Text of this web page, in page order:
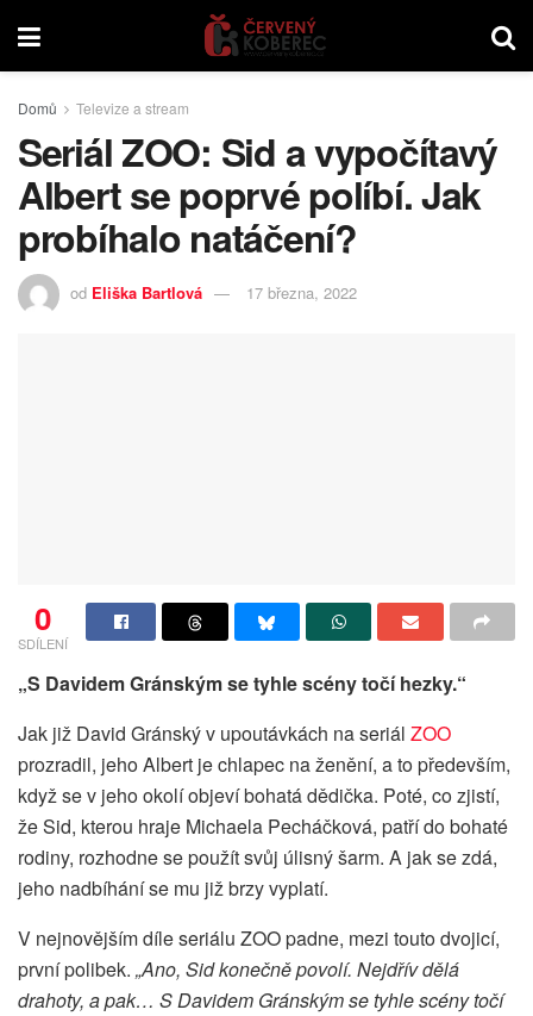
Domů Televize a stream
Seriál ZOO: Sid a vypočítavý
Albert se poprvé políbí. Jak
probíhalo natáčení?
od Eliška Bartlová 17 března, 2022
0
SDÍLENÍ
„S Davidem Gránským se tyhle scény točí hezky.“
Jak již David Gránský v upoutávkách na seriál ZOO
prozradil, jeho Albert je chlapec na ženění, a to především,
když se v jeho okolí objeví bohatá dědička. Poté, co zjistí,
že Sid, kterou hraje Michaela Pecháčková, patří do bohaté
rodiny, rozhodne se použít svůj úlisný šarm. A jak se zdá,
jeho nadbíhání se mu již brzy vyplatí.
V nejnovějším díle seriálu ZOO padne, mezi touto dvojicí,
první polibek. „Ano, Sid konečně povolí. Nejdřív dělá
drahoty, a pak… S Davidem Gránským se tyhle scény točí